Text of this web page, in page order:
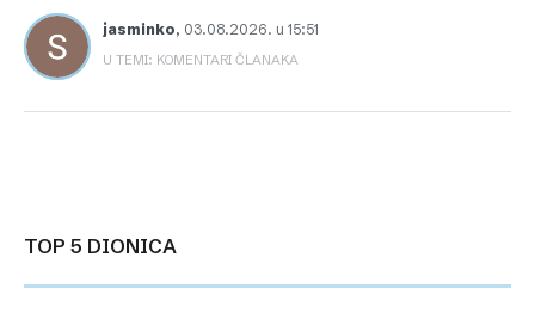
jasminko, 03.08.2026. u 15:51
U TEMI: KOMENTARI ČLANAKA
TOP 5 DIONICA